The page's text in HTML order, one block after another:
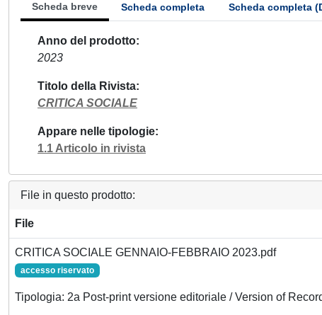
Scheda breve Scheda completa Scheda completa
Anno del prodotto
2023
Titolo della Rivista
CRITICA SOCIALE
Appare nelle tipologie
1.1 Articolo in rivista
File in questo prodotto:
File
CRITICA SOCIALE GENNAIO-FEBBRAIO 2023.pdf
accesso riservato
Tipologia: 2a Post-print versione editoriale / Version of